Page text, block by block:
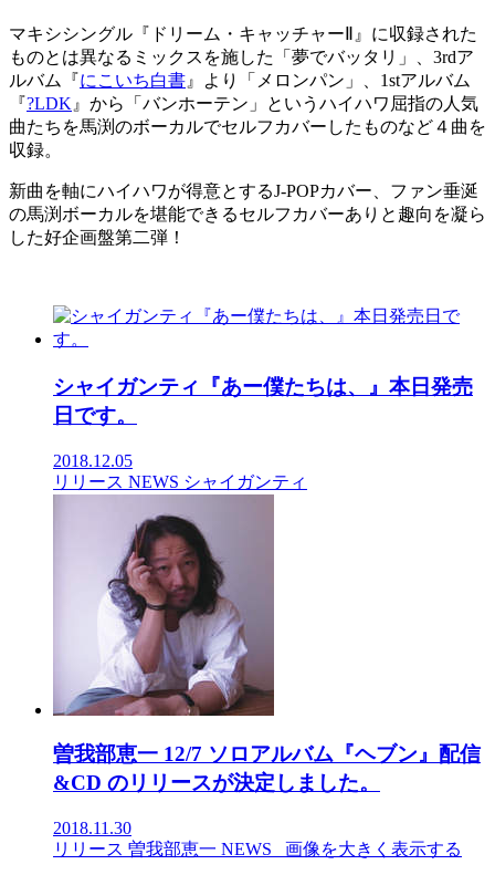
マキシシングル『ドリーム・キャッチャーⅡ』に収録された
ものとは異なるミックスを施した「夢でバッタリ」、3rdア
ルバム『にこいち白書 』より「メロンパン」、1stアルバム
『?LDK 』から「バンホーテン」というハイハワ屈指の人気
曲たちを馬渕のボーカルでセルフカバーしたものなど４曲を
収録。
新曲を軸にハイハワが得意とするJ-POPカバー、ファン垂涎
の馬渕ボーカルを堪能できるセルフカバーありと趣向を凝ら
した好企画盤第二弾！
シャイガンティ『あー僕たちは、』本日発売
日です。
2018.12.05
リリース NEWS シャイガンティ
曽我部恵一 12/7 ソロアルバム『ヘブン』配信
&CD のリリースが決定しました。
2018.11.30
リリース 曽我部恵一 NEWS _画像を大きく表示する